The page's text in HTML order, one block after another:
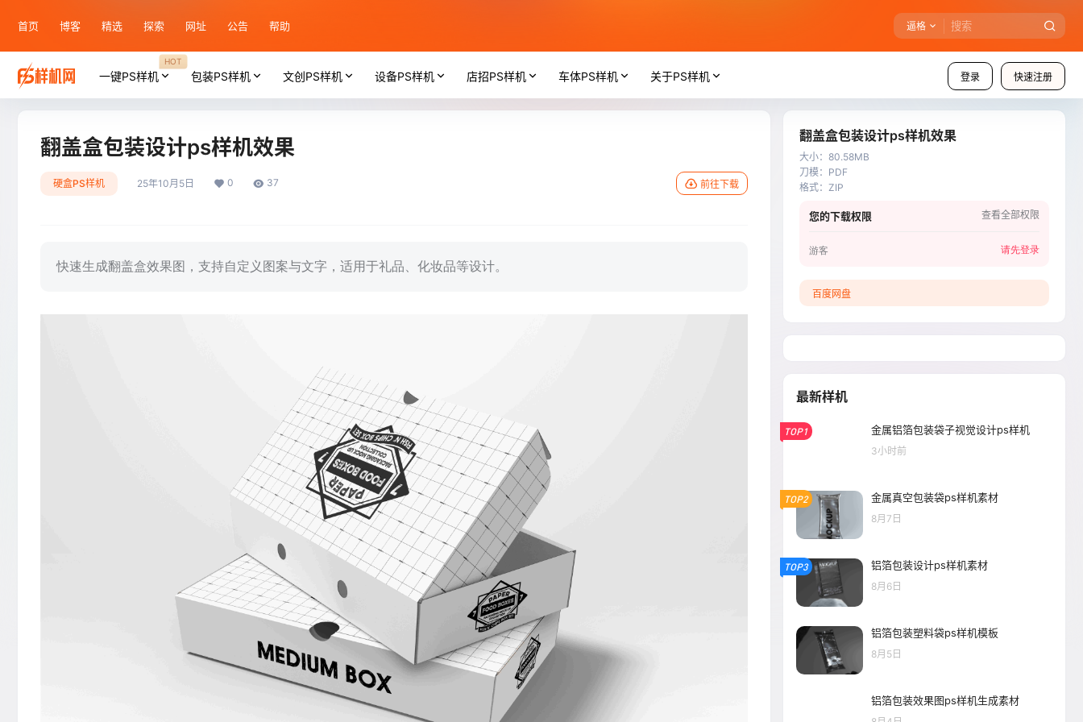
首页 博客 精选 探索 网址 公告 帮助 逼格
登录 快速注册
一键PS样机
HOT
包装PS样机 文创PS样机 设备PS样机 店招PS样机 车体PS样机 关于PS样机
翻盖盒包装设计ps样机效果
硬盒PS样机 25年10月5日 0 37 前往下载
快速生成翻盖盒效果图，支持自定义图案与文字，适用于礼品、化妆品等设计。
翻盖盒包装设计ps样机效果
大小： 80.58MB
刀模： PDF
格式： ZIP
您的下载权限 查看全部权限
游客 请先登录
百度网盘
最新样机
TOP1 金属铝箔包装袋子视觉设计ps样机
3小时前
TOP2 金属真空包装袋ps样机素材
8月7日
TOP3 铝箔包装设计ps样机素材
8月6日
铝箔包装塑料袋ps样机模板
8月5日
铝箔包装效果图ps样机生成素材